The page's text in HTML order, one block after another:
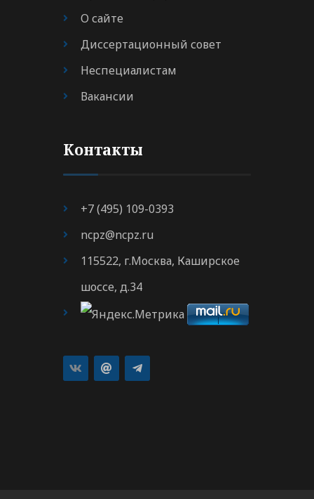
О сайте
Диссертационный совет
Неспециалистам
Вакансии
Контакты
+7 (495) 109-0393
ncpz@ncpz.ru
115522, г.Москва, Каширское
шоссе, д.34